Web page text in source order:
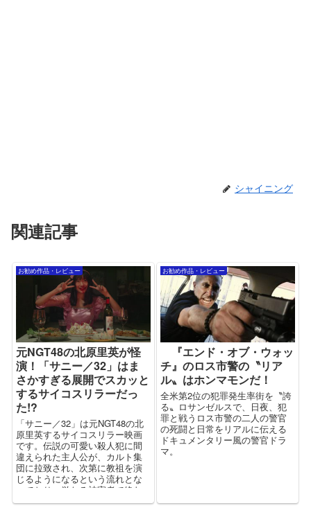
シャイニング
関連記事
お勧め作品・レビュー
元NGT48の北原里英が怪
演！「サニー／32」はま
さかすぎる展開でスカッと
するサイコスリラーだっ
た!?
「サニー／32」は元NGT48の北
原里英するサイコスリラー映画
です。伝説の可愛い殺人犯に間
違えられた主人公が、カルト集
団に拉致され、次第に教祖を演
じるようになるという流れとな
っており、単なる被害者で終わ
らないのが斬新でありみどころ
お勧め作品・レビュー
『エンド・オブ・ウォッ
チ』のロス市警の〝リア
ル〟はホンマモンだ！
全米第2位の犯罪発生率街を〝誇
る〟ロサンゼルスで、日夜、犯
罪と戦うロス市警の二人の警官
の死闘と日常をリアルに伝える
ドキュメンタリー風の警官ドラ
マ。